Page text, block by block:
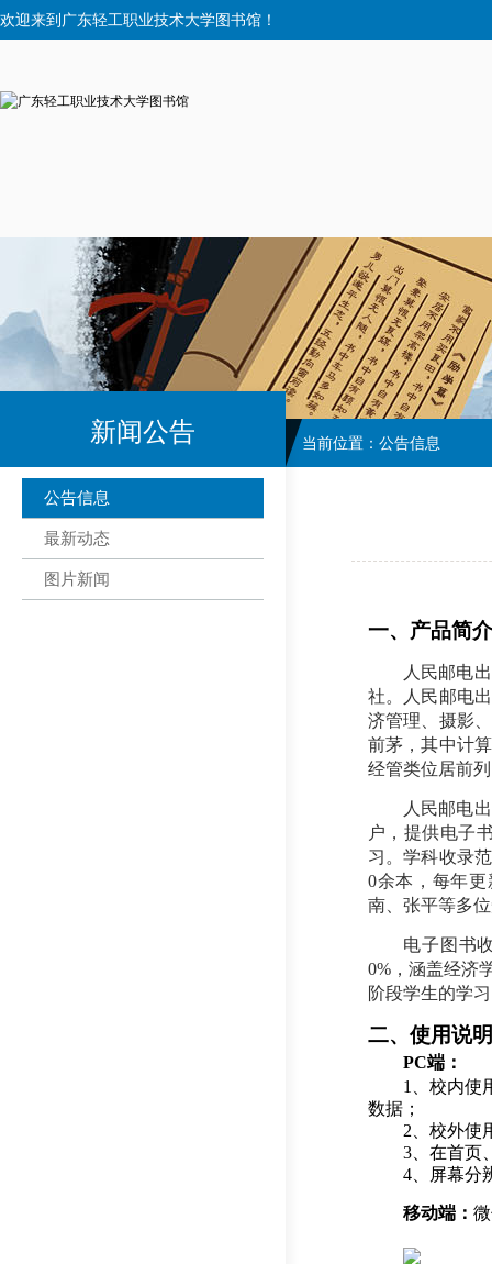
欢迎来到广东轻工职业技术大学图书馆！
新闻公告
公告信息
最新动态
图片新闻
当前位置： 公告信息
一、产品简介
人民邮电
社。人民邮电
济管理、摄影
前茅，其中计
经管类位居前
人民邮电
户，提供电子
习。学科收录
0余本，每年更
南、张平等多
电子图书
0%，涵盖经济
阶段学生的学
二、使用说明
PC端：
1、校内使
数据；
2、校外使
3、在首页
4 、屏幕分
移动端：